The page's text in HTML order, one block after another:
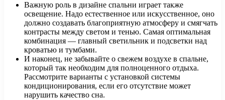
Важную роль в дизайне спальни играет также
освещение. Надо естественное или искусственное, оно
должно создавать благоприятную атмосферу и смягчать
контрасты между светом и тенью. Самая оптимальная
комбинация — главный светильник и подсветки над
кроватью и тумбами.
И наконец, не забывайте о свежем воздухе в спальне,
который так необходим для полноценного отдыха.
Рассмотрите варианты с установкой системы
кондиционирования, если его отсутствие может
нарушить качество сна.